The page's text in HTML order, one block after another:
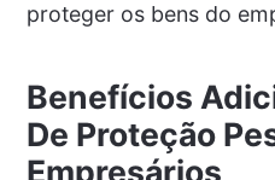
proteger os bens do
Benefícios
De Proteção
Empresários